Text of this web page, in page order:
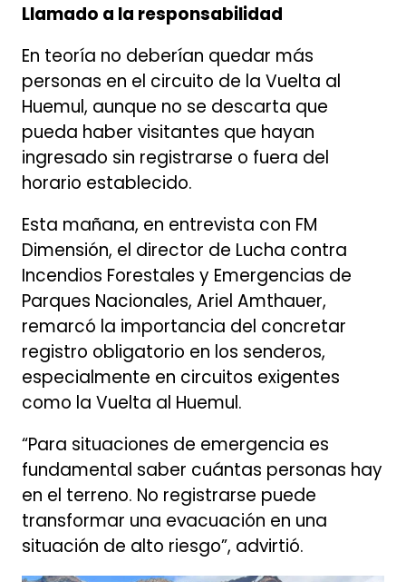
Llamado a la responsabilidad
En teoría no deberían quedar más
personas en el circuito de la Vuelta al
Huemul, aunque no se descarta que
pueda haber visitantes que hayan
ingresado sin registrarse o fuera del
horario establecido.
Esta mañana, en entrevista con FM
Dimensión, el director de Lucha contra
Incendios Forestales y Emergencias de
Parques Nacionales, Ariel Amthauer,
remarcó la importancia del concretar
registro obligatorio en los senderos,
especialmente en circuitos exigentes
como la Vuelta al Huemul.
“Para situaciones de emergencia es
fundamental saber cuántas personas hay
en el terreno. No registrarse puede
transformar una evacuación en una
situación de alto riesgo”, advirtió.